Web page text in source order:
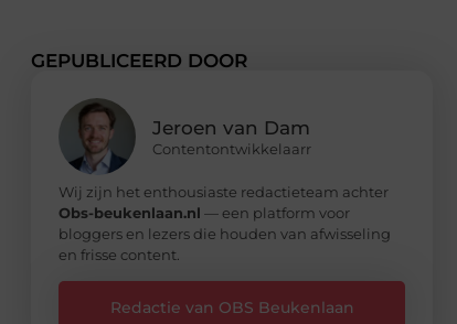
GEPUBLICEERD DOOR
Jeroen van Dam
Contentontwikkelaarr
Wij zijn het enthousiaste redactieteam achter
Obs-beukenlaan.nl — een platform voor
bloggers en lezers die houden van afwisseling
en frisse content.
Redactie van OBS Beukenlaan